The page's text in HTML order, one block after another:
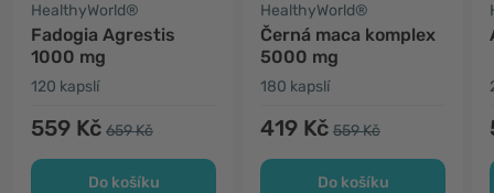
HealthyWorld®
Fadogia Agrestis
1000 mg
120 kapslí
559 Kč 659 Kč
Do košíku
HealthyWorld®
Černá maca komplex
5000 mg
180 kapslí
419 Kč 559 Kč
Do košíku